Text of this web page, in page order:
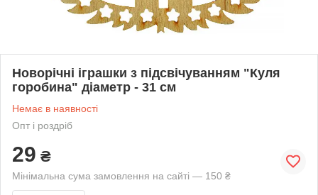
Новорічні іграшки з підсвічуванням "Куля
горобина" діаметр - 31 см
Немає в наявності
Опт і роздріб
29 ₴
Мінімальна сума замовлення на сайті — 150 ₴